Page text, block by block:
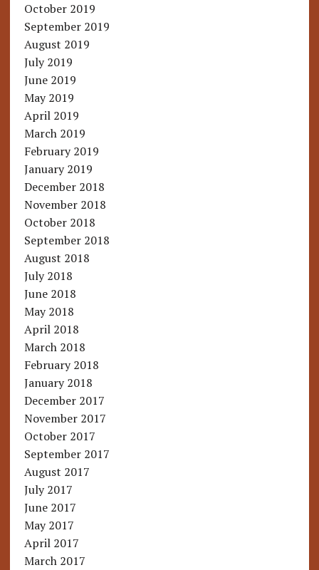
October 2019
September 2019
August 2019
July 2019
June 2019
May 2019
April 2019
March 2019
February 2019
January 2019
December 2018
November 2018
October 2018
September 2018
August 2018
July 2018
June 2018
May 2018
April 2018
March 2018
February 2018
January 2018
December 2017
November 2017
October 2017
September 2017
August 2017
July 2017
June 2017
May 2017
April 2017
March 2017